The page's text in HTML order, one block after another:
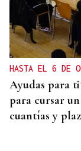
HASTA EL 6 DE
Ayudas para
para cursar
cuantías y